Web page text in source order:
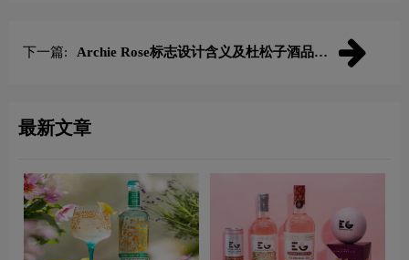
下一篇:
Archie Rose标志设计含义及杜松子酒品牌
最新文章